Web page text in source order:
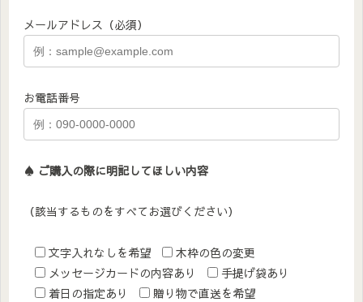
メールアドレス（必須）
お電話番号
♠︎ ご購入の際に明記してほしい内容
（該当するものをすべてお選びください）
文字入れなしを希望
木枠の色の変更
メッセージカードの内容あり
手提げ袋あり
着日の指定あり
贈り物で直送を希望